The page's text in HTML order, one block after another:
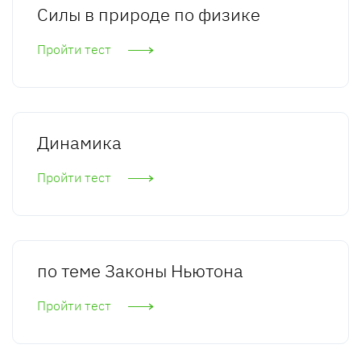
Силы в природе по физике
Пройти тест
Динамика
Пройти тест
по теме Законы Ньютона
Пройти тест